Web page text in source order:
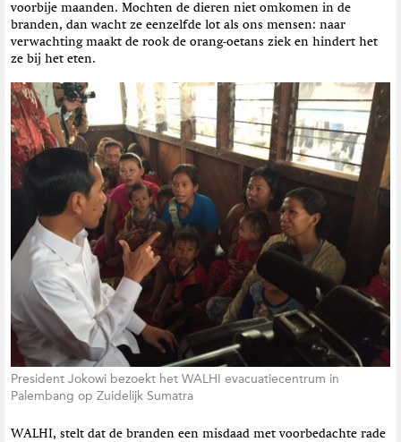
voorbije maanden. Mochten de dieren niet omkomen in de
branden, dan wacht ze eenzelfde lot als ons mensen: naar
verwachting maakt de rook de orang-oetans ziek en hindert het
ze bij het eten.
President Jokowi bezoekt het WALHI evacuatiecentrum in
Palembang op Zuidelijk Sumatra
WALHI, stelt dat de branden een misdaad met voorbedachte rade